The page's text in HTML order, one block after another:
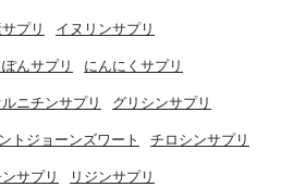
プリ イヌリンサプリ
んサプリ にんにくサプリ
ルニチンサプリ グリシンサプリ
トジョーンズワート チロシンサプリ
サプリ リジンサプリ